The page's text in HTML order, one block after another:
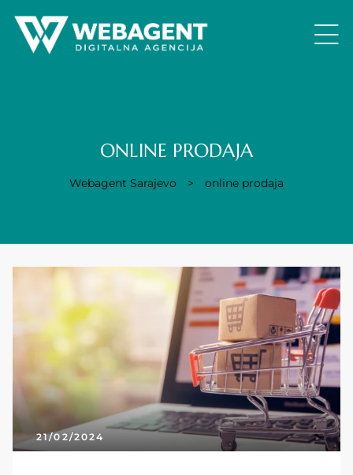
ONLINE PRODAJA
Webagent Sarajevo > online prodaja
21/02/2024